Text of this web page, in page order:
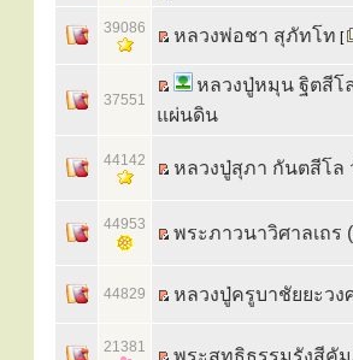
39086 หลวงพ่อชา สุภัทโท [
37551
หลวงปู่หมุน ฐิตสีโ
แผ่นดิน
44142 หลวงปู่สุภา กันตสีโล
44953 พระภาวนาวิศาลเถ
44829 หลวงปู่ครูบาชัยยะว
21381 พระสุทธิธรรมรังสีคั